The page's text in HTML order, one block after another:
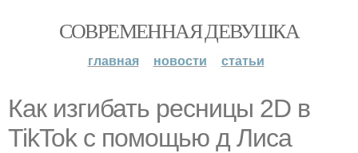
СОВРЕМЕННАЯ ДЕВУШКА
главная новости статьи
Как изгибать ресницы 2D в
TikTok с помощью д Лиса